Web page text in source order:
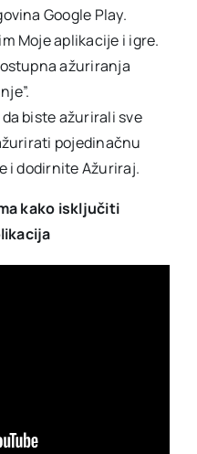
Google Play.
Moje aplikacije i igre.
ažuriranja
biste ažurirali sve
pojedinačnu
i dodirnite Ažuriraj.
kako isključiti